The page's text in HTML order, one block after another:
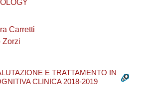
Carretti
Zorzi
E TRATTAMENTO IN
CLINICA 2018-2019